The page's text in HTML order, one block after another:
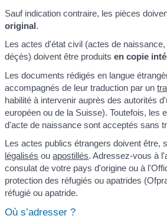
Sauf indication contraire, les pièces
original.
Les actes d'état civil (actes de
déçès) doivent être produitsen copie
Les documents rédigés en langue
accompagnés de leur traduction par un
habilité à intervenir auprès des autorités
européen ou de la Suisse). Toutefois, les
d'acte de naissance sont acceptés sans
Les actes publics étrangers doivent être,
légalisés ouapostillés. Adressez-vous à
consulat de votre pays d'origine ou à
protection des réfugiés ou apatrides
réfugié ou apatride.
Où s’adresser ?